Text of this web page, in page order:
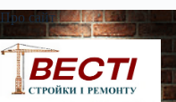
Про сайт